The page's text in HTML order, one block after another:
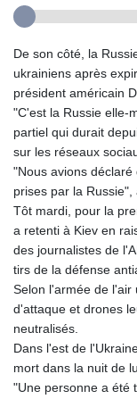
De son côté, la
ukrainiens après
président américain
"C'est la Russie elle-
partiel qui durait
sur les réseaux
"Nous avions
prises par la Russie",
Tôt mardi, pour la
a retenti à Kiev en
des journalistes de
tirs de la défense
Selon l'armée de l'air
d'attaque et drones
neutralisés.
Dans l'est de
mort dans la nuit de
"Une personne a été